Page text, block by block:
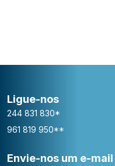
Ligue-nos
244 831 830*
961 819 950**
Envie-nos um e-mail